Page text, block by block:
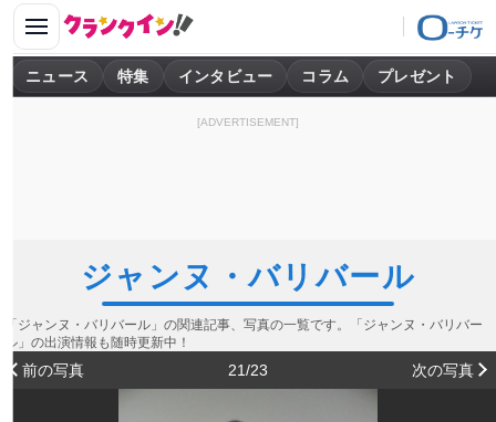
ニュース 特集 インタビュー コラム プレゼント
[ADVERTISEMENT]
ジャンヌ・バリバール
「ジャンヌ・バリバール」の関連記事、写真の一覧です。「ジャンヌ・バリバー
ル」の出演情報も随時更新中！
前の写真 21/23 次の写真